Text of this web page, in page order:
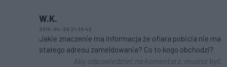
W.K.
2019-04-28 21:39:42
Jakie znaczenie ma informacja że ofiara pobicia nie ma
stałego adresu zameldowania? Co to kogo obchodzi?
Aby odpowiedzieć na komentarz, musisz być